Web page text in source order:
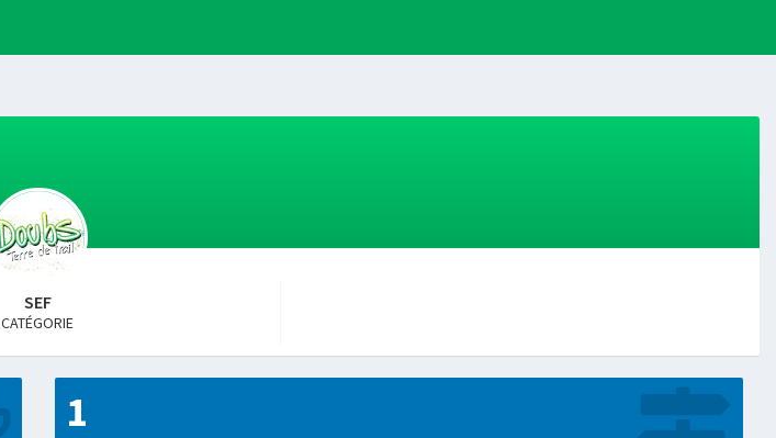
SEF
CATÉGORIE
1